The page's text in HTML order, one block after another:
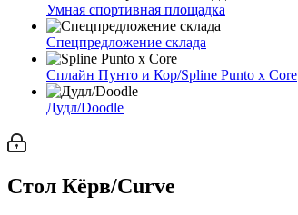
Умная спортивная площадка
Спецпредложение склада
Сплайн Пунто и Кор/Spline Punto x Core
Дудл/Doodle
Стол Кёрв/Curve